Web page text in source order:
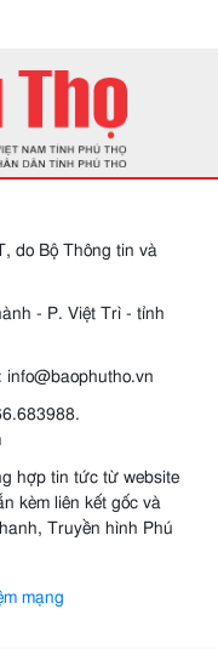
do Bộ Thông tin và
- P. Việt Trì - tỉnh
info@baophutho.vn
hợp tin tức từ website
kèm liên kết gốc và
Truyền hình Phú